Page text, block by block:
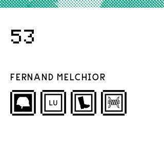
53
FERNAND MELCHIOR